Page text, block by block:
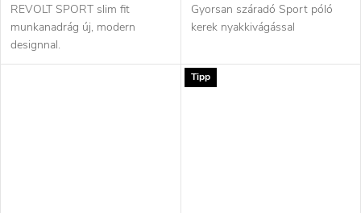
REVOLT SPORT slim fit
munkanadrág új, modern
designnal.
Gyorsan száradó Sport póló
kerek nyakkivágással
Tipp